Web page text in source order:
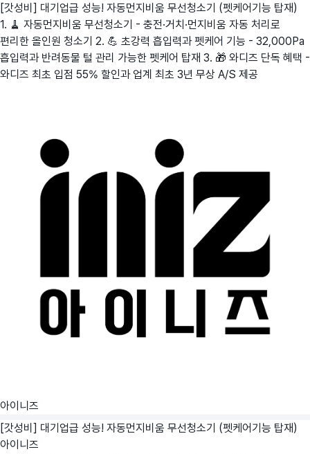
[갓성비] 대기업급 성능! 자동먼지비움 무선청소기 (펫케어기능 탑재)
1. 🧹 자동먼지비움 무선청소기 - 충전·거치·먼지비움 자동 처리로
편리한 올인원 청소기 2. 💪 초강력 흡입력과 펫케어 기능 - 32,000Pa
흡입력과 반려동물 털 관리 가능한 펫케어 탑재 3. 🎁 와디즈 단독 혜택 -
와디즈 최초 입점 55% 할인과 업계 최초 3년 무상 A/S 제공
아이니즈
[갓성비] 대기업급 성능! 자동먼지비움 무선청소기 (펫케어기능 탑재)
아이니즈